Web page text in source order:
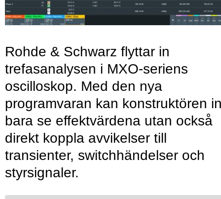
Rohde & Schwarz flyttar in
trefasanalysen i MXO-seriens
oscilloskop. Med den nya
programvaran kan konstruktören
bara se effektvärdena utan också
direkt koppla avvikelser till
transienter, switchhändelser och
styrsignaler.